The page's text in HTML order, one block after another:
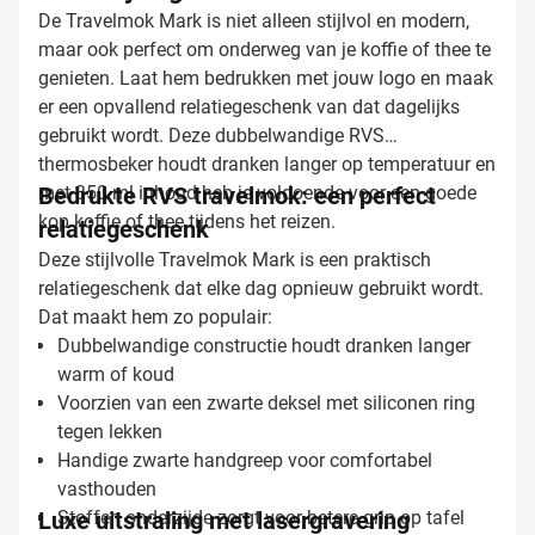
De Travelmok Mark is niet alleen stijlvol en modern,
maar ook perfect om onderweg van je koffie of thee te
genieten. Laat hem bedrukken met jouw logo en maak
er een opvallend relatiegeschenk van dat dagelijks
gebruikt wordt. Deze dubbelwandige RVS
thermosbeker houdt dranken langer op temperatuur en
met 350 ml inhoud heb je voldoende voor een goede
kop koffie of thee tijdens het reizen.
Bedrukte RVS travelmok: een perfect
relatiegeschenk
Deze stijlvolle Travelmok Mark is een praktisch
relatiegeschenk dat elke dag opnieuw gebruikt wordt.
Dat maakt hem zo populair:
Dubbelwandige constructie houdt dranken langer
warm of koud
Voorzien van een zwarte deksel met siliconen ring
tegen lekken
Handige zwarte handgreep voor comfortabel
vasthouden
Stoffen onderzijde zorgt voor betere grip op tafel
Luxe uitstraling met lasergravering